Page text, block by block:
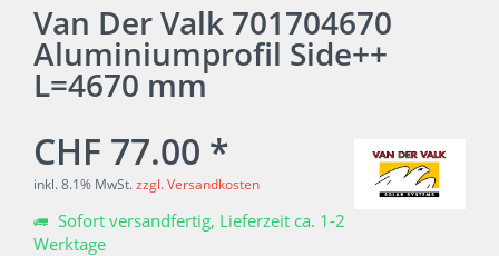
Van Der Valk 701704670
Aluminiumprofil Side++
L=4670 mm
CHF 77.00 *
inkl. 8.1% MwSt.zzgl. Versandkosten
Sofort versandfertig, Lieferzeit ca. 1-2
Werktage